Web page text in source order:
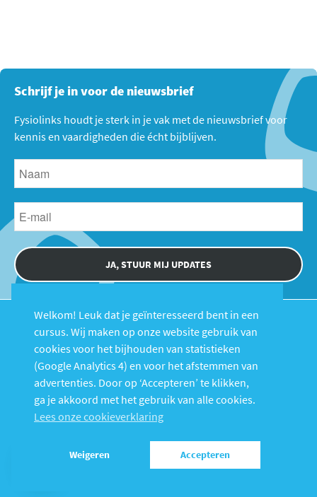
Schrijf je in voor de nieuwsbrief
Fysiolinks houdt je sterk in je vak met de nieuwsbrief voor
kennis en vaardigheden die écht bijblijven.
JA, STUUR MIJ UPDATES
Cursussen
Over Fysiolinks
FAQ
Contact
Welkom! Leuk dat je geïnteresseerd bent in een
cursus. Wij maken op onze website gebruik van
cookies voor het bijhouden van statistieken
(Google Analytics 4) en voor het afstemmen van
advertenties. Door op ‘Accepteren’ te klikken,
ga je akkoord met het gebruik van alle cookies.
Lees onze cookieverklaring
Weigeren Accepteren